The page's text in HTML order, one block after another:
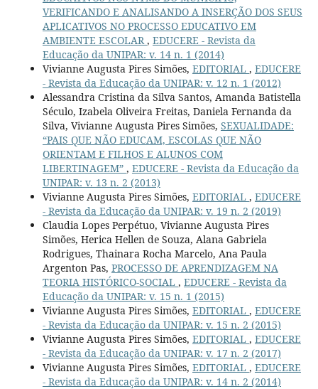
VERIFICANDO E ANALISANDO A INSERÇÃO DOS SEUS
APLICATIVOS NO PROCESSO EDUCATIVO EM
AMBIENTE ESCOLAR , EDUCERE - Revista da
Educação da UNIPAR: v. 14 n. 1 (2014)
Vivianne Augusta Pires Simões, EDITORIAL , EDUCERE
- Revista da Educação da UNIPAR: v. 12 n. 1 (2012)
Alessandra Cristina da Silva Santos, Amanda Batistella
Século, Izabela Oliveira Freitas, Daniela Fernanda da
Silva, Vivianne Augusta Pires Simões, SEXUALIDADE:
“PAIS QUE NÃO EDUCAM, ESCOLAS QUE NÃO
ORIENTAM E FILHOS E ALUNOS COM
LIBERTINAGEM” , EDUCERE - Revista da Educação da
UNIPAR: v. 13 n. 2 (2013)
Vivianne Augusta Pires Simões, EDITORIAL , EDUCERE
- Revista da Educação da UNIPAR: v. 19 n. 2 (2019)
Claudia Lopes Perpétuo, Vivianne Augusta Pires
Simões, Herica Hellen de Souza, Alana Gabriela
Rodrigues, Thainara Rocha Marcelo, Ana Paula
Argenton Pas, PROCESSO DE APRENDIZAGEM NA
TEORIA HISTÓRICO-SOCIAL , EDUCERE - Revista da
Educação da UNIPAR: v. 15 n. 1 (2015)
Vivianne Augusta Pires Simões, EDITORIAL , EDUCERE
- Revista da Educação da UNIPAR: v. 15 n. 2 (2015)
Vivianne Augusta Pires Simões, EDITORIAL , EDUCERE
- Revista da Educação da UNIPAR: v. 17 n. 2 (2017)
Vivianne Augusta Pires Simões, EDITORIAL , EDUCERE
- Revista da Educação da UNIPAR: v. 14 n. 2 (2014)